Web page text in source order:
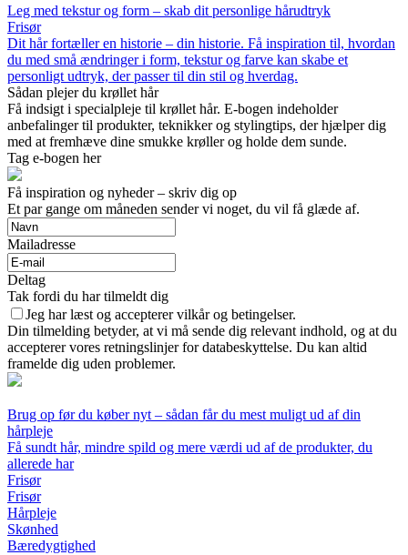
Leg med tekstur og form – skab dit personlige hårudtryk
Frisør
Dit hår fortæller en historie – din historie. Få inspiration til, hvordan
du med små ændringer i form, tekstur og farve kan skabe et
personligt udtryk, der passer til din stil og hverdag.
Sådan plejer du krøllet hår
Få indsigt i specialpleje til krøllet hår. E-bogen indeholder
anbefalinger til produkter, teknikker og stylingtips, der hjælper dig
med at fremhæve dine smukke krøller og holde dem sunde.
Tag e-bogen her
Få inspiration og nyheder – skriv dig op
Et par gange om måneden sender vi noget, du vil få glæde af.
Mailadresse
Deltag
Tak fordi du har tilmeldt dig
Jeg har læst og accepterer vilkår og betingelser.
Din tilmelding betyder, at vi må sende dig relevant indhold, og at du
accepterer vores retningslinjer for databeskyttelse. Du kan altid
framelde dig uden problemer.
Brug op før du køber nyt – sådan får du mest muligt ud af din
hårpleje
Få sundt hår, mindre spild og mere værdi ud af de produkter, du
allerede har
Frisør
Frisør
Hårpleje
Skønhed
Bæredygtighed